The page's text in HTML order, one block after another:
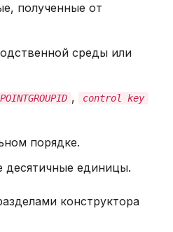
полученные от
среды или
, control key
порядке.
десятичные единицы.
конструктора